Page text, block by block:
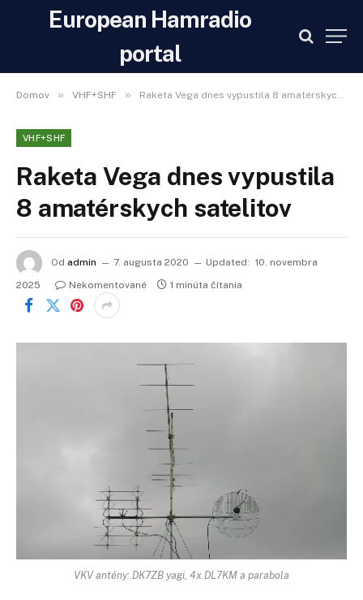
European Hamradio
portal
Domov » VHF+SHF » Raketa Vega dnes vypustila 8 amatérskych satelitov
VHF+SHF
Raketa Vega dnes vypustila
8 amatérskych satelitov
Od admin 7. augusta 2020 Updated: 10. novembra
2025
Nekomentované 1 minúta čítania
VKV antény: DK7ZB yagi, 4x DL7KM a parabola